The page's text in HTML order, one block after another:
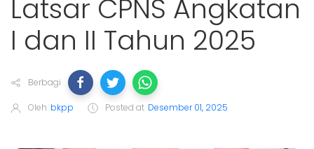
Latsar CPNS Angkatan
I dan II Tahun 2025
Berbagi
Oleh bkpp Posted at Desember 01, 2025